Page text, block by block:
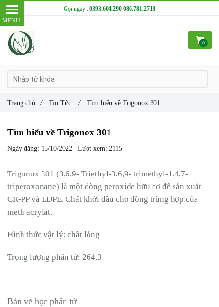
Tìm hiểu về Trigonox 301
Ngày đăng: 15/10/2022 | Lượt xem: 2115
Trigonox 301 (3,6,9- Triethyl-3,6,9- trimethyl-1,4,7-
triperoxonane) là một dòng peroxide hữu cơ để sản xuất
CR-PP và LDPE. Chất khởi đầu cho đồng trùng hợp của
meth acrylat.
Hình thức vật lý: chất lỏng
Trọng lượng phân tử: 264,3
Bản vẽ học phân tử
Trang chủ / Tin Tức / Tìm hiểu về Trigonox 301
Gọi ngay : 0393.604.290 086.781.2718
0